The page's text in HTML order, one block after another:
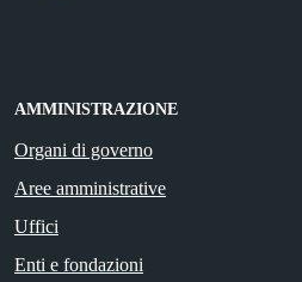
AMMINISTRAZIONE
Organi di governo
Aree amministrative
Uffici
Enti e fondazioni